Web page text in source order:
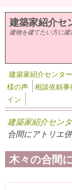
メインコンテンツ
建築家紹介セ
建物を建てたい方に
建築家紹介センタ
様の声
相談依頼事
イン
建築家紹介セン
合間にアトリエ
木々の合間